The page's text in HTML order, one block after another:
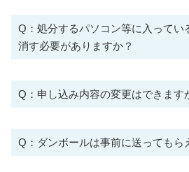
Q：処分するパソコン等に入ってい
消す必要がありますか？
Q：申し込み内容の変更はできます
Q：ダンボールは事前に送ってもら